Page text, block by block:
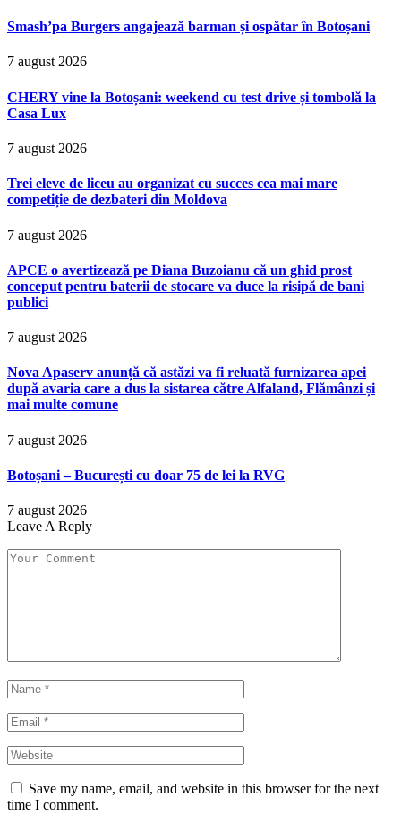
Smash’pa Burgers angajează barman și ospătar în Botoșani
7 august 2026
CHERY vine la Botoșani: weekend cu test drive și tombolă la
Casa Lux
7 august 2026
Trei eleve de liceu au organizat cu succes cea mai mare
competiție de dezbateri din Moldova
7 august 2026
APCE o avertizează pe Diana Buzoianu că un ghid prost
conceput pentru baterii de stocare va duce la risipă de bani
publici
7 august 2026
Nova Apaserv anunță că astăzi va fi reluată furnizarea apei
după avaria care a dus la sistarea către Alfaland, Flămânzi și
mai multe comune
7 august 2026
Botoșani – București cu doar 75 de lei la RVG
7 august 2026
Leave A Reply
Save my name, email, and website in this browser for the next
time I comment.